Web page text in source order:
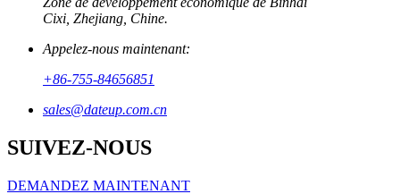
Cixi, Zhejiang, Chine.
Appelez-nous maintenant:
+86-755-84656851
sales@dateup.com.cn
SUIVEZ-NOUS
DEMANDEZ MAINTENANT